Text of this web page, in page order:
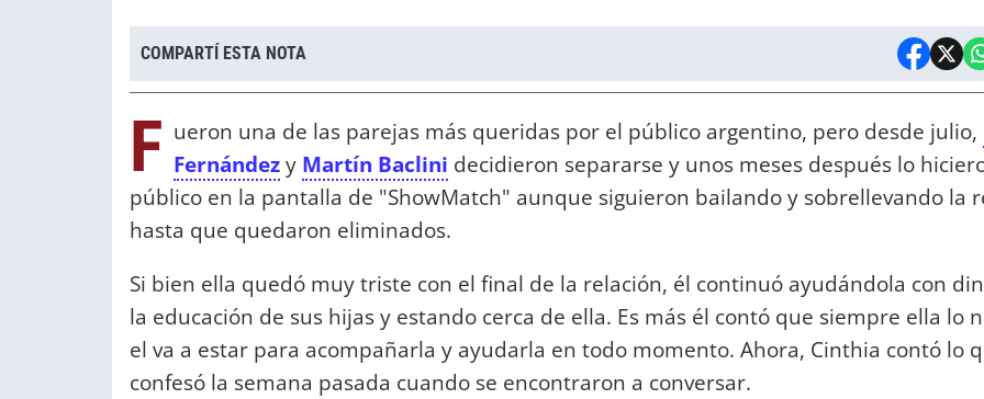
COMPARTÍ ESTA NOTA
F ueron una de las parejas más queridas por el público argentino, pero desde julio,
Fernándezy Martín Baclini decidieron separarse y unos meses después lo
público en la pantalla de "ShowMatch" aunque siguieron bailando y sobrellevando la
hasta que quedaron eliminados.
Si bien ella quedó muy triste con el final de la relación, él continuó ayudándola con
la educación de sus hijas y estando cerca de ella. Es más él contó que siempre ella lo
el va a estar para acompañarla y ayudarla en todo momento. Ahora, Cinthia contó lo
confesó la semana pasada cuando se encontraron a conversar.